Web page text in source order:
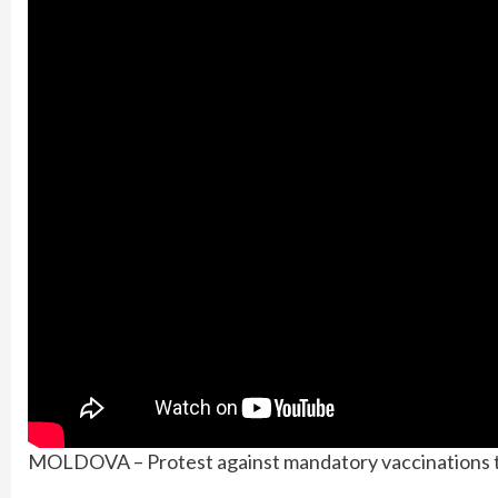
MOLDOVA – Protest against mandatory vaccinations